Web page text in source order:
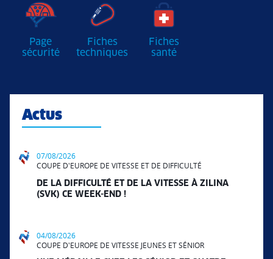
Page
sécurité
Fiches
techniques
Fiches
santé
Actus
07/08/2026
COUPE D'EUROPE DE VITESSE ET DE DIFFICULTÉ
DE LA DIFFICULTÉ ET DE LA VITESSE À ZILINA
(SVK) CE WEEK-END !
04/08/2026
COUPE D'EUROPE DE VITESSE JEUNES ET SÉNIOR